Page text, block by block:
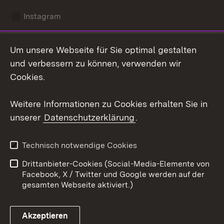
Instagram
Mastodon
Youtube
Link zum Landesportal
Kontakt
Datenschutz
Barrierefreiheit
Impressum Cookies
Um unsere Webseite für Sie optimal gestalten
und verbessern zu können, verwenden wir
Cookies.
Weitere Informationen zu Cookies erhalten Sie in
unserer Datenschutzerklärung.
Technisch notwendige Cookies
Drittanbieter-Cookies (Social-Media-Elemente von
Facebook, X / Twitter und Google werden auf der
gesamten Webseite aktiviert.)
Akzeptieren